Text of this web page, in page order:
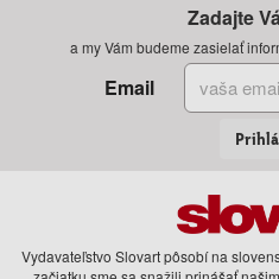
Zadajte
a my Vám budeme zasielať
Email
Vydavateľstvo Slovart pôsobí na